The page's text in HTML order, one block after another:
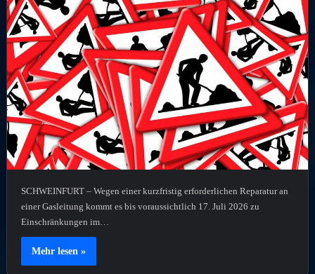
SCHWEINFURT – Wegen einer kurzfristig erforderlichen Reparatur an
einer Gasleitung kommt es bis voraussichtlich 17. Juli 2026 zu
Einschränkungen im…
Mehr lesen »